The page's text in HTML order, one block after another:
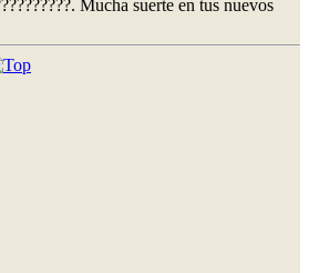
Mucha suerte en tus nuevos